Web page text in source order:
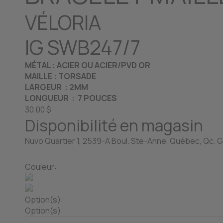
VÉLORIA
IG SWB247/7
MÉTAL : ACIER OU ACIER/PVD OR
MAILLE : TORSADE
LARGEUR : 2MM
LONGUEUR : 7 POUCES
30.00 $
Disponibilité en magasin
Nuvo Quartier 1, 2539-A Boul. Ste-Anne, Québec, Qc.
Couleur:
Option(s):
Option(s):